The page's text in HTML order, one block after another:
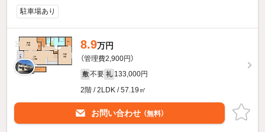
駐車場あり
8.9万円
（管理費2,900円）
敷 不要 礼 133,000円
2階 / 2LDK / 57.19㎡
お問い合わせ （無料）